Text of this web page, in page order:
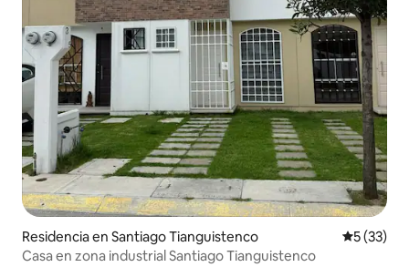
Residencia en Santiago Tianguistenco
5 (33)
Casa en zona industrial Santiago Tianguistenco